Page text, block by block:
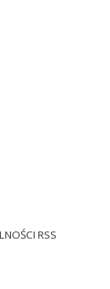
RSS